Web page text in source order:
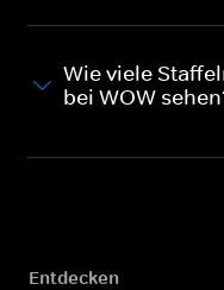
Wie viele
bei WOW
Entdecken